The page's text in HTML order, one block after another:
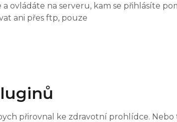
ovládáte na serveru, kam se přihlásíte
ani přes ftp, pouze
přirovnal ke zdravotní prohlídce.